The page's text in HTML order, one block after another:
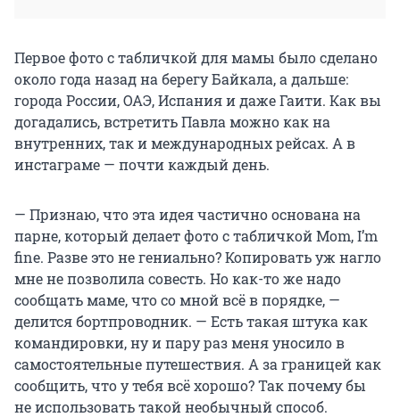
Первое фото с табличкой для мамы было сделано
около года назад на берегу Байкала, а дальше:
города России, ОАЭ, Испания и даже Гаити. Как вы
догадались, встретить Павла можно как на
внутренних, так и международных рейсах. А в
инстаграме — почти каждый день.
— Признаю, что эта идея частично основана на
парне, который делает фото с табличкой Mom, I’m
fine. Разве это не гениально? Копировать уж нагло
мне не позволила совесть. Но как-то же надо
сообщать маме, что со мной всё в порядке, —
делится бортпроводник. — Есть такая штука как
командировки, ну и пару раз меня уносило в
самостоятельные путешествия. А за границей как
сообщить, что у тебя всё хорошо? Так почему бы
не использовать такой необычный способ.